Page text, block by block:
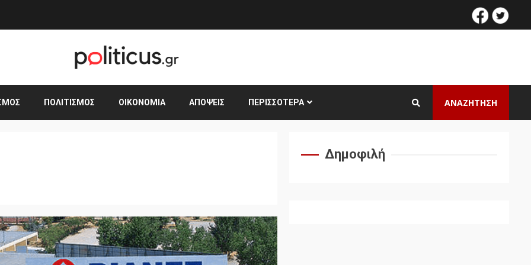
facebook
ΠΟΛΙΤΙΣΜΌΣ ΟΙΚΟΝΟΜΊΑ ΑΠΌΨΕΙΣ ΠΕΡΙΣΣΌΤΕΡΑ ΑΝΑΖΗΤΗΣΗ
Δημοφιλή